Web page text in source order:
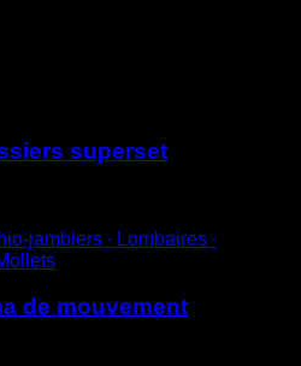
superset
jambiers ∙ Lombaires ∙
de mouvement